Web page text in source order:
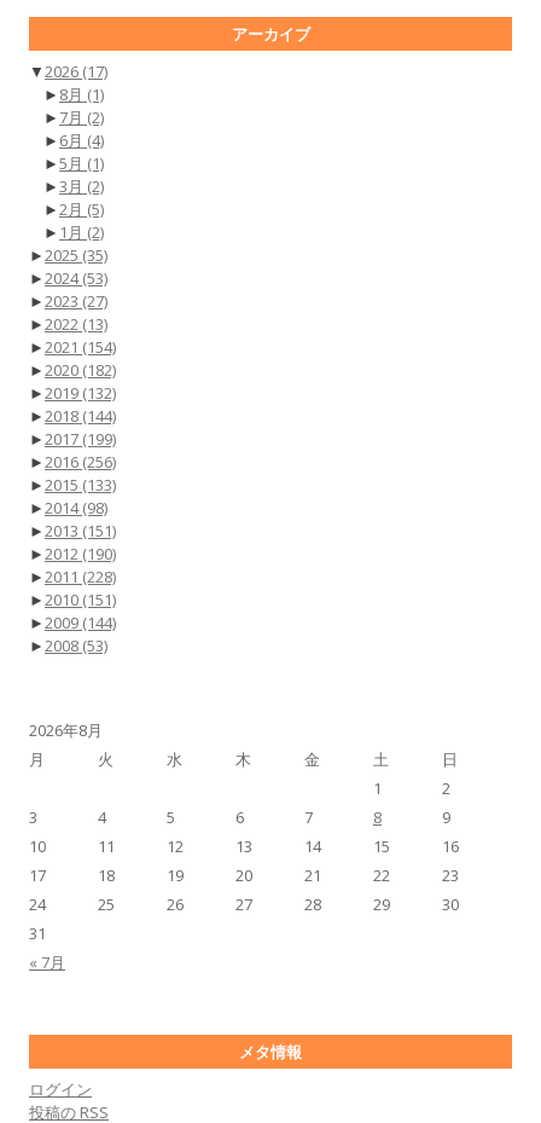
アーカイブ
▼2026 (17)
► 8月 (1)
► 7月 (2)
► 6月 (4)
►5月 (1)
►3月 (2)
►2月 (5)
► 1月 (2)
►2025 (35)
►2024(53)
►2023 (27)
►2022 (13)
►2021 (154)
►2020 (182)
►2019 (132)
►2018 (144)
►2017 (199)
►2016 (256)
►2015 (133)
►2014(98)
►2013 (151)
►2012 (190)
►2011 (228)
►2010 (151)
►2009 (144)
►2008 (53)
2026年8月
月
火 水 木 金 土 日
« 7月
1
2
3
4 5 6 7 8
9
10
11 12 13 14 15
16
17
18 19 20 21 22
23
24
25 26 27 28 29
30
31
メタ情報
ログイン
投稿の RSS